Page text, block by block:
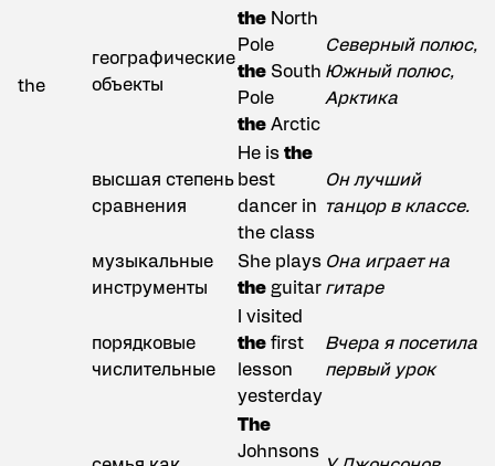
the
географические
объекты
the North
Pole
the South
Pole
the Arctic
Северный полюс,
Южный полюс,
Арктика
высшая степень
сравнения
He is the
best
dancer in
the class
Он лучший
танцор в классе.
музыкальные
инструменты
She plays
the guitar
Она играет на
гитаре
порядковые
числительные
I visited
the first
lesson
yesterday
Вчера я посетила
первый урок
The
Johnsons